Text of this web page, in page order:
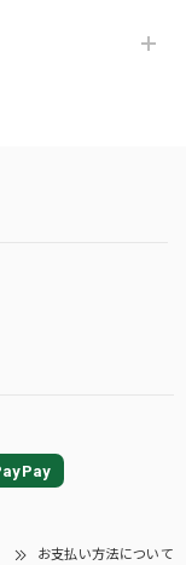
工夫をされてま
な苗だから
ングまで一
しみながら
素敵なご縁
す☘️ 今後と
いたしま
お支払い方法について